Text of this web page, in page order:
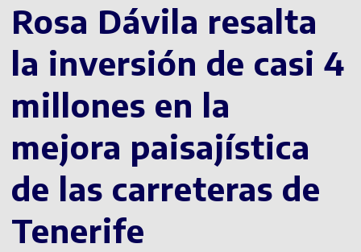
Rosa Dávila resalta
la inversión de casi 4
millones en la
mejora paisajística
de las carreteras de
Tenerife